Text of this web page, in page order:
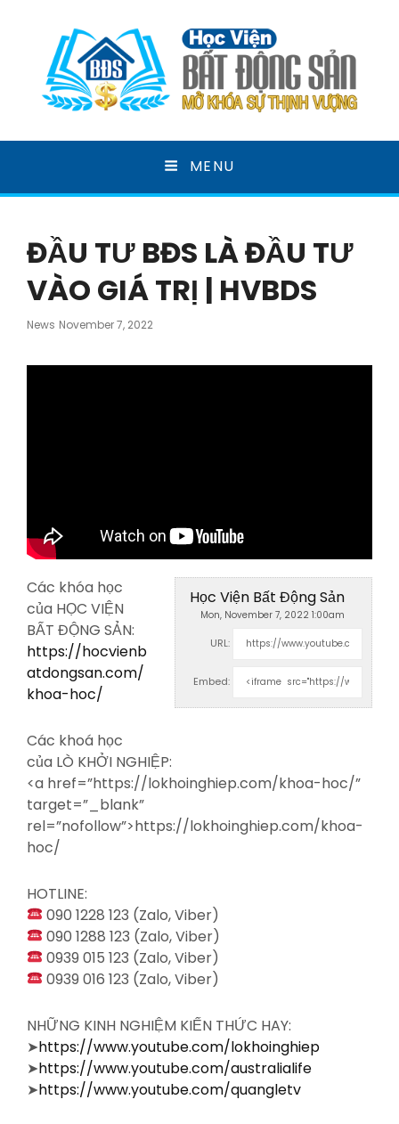
HỌC VIỆN BẤT ĐỘNG
SẢN
MENU
ĐẦU TƯ BĐS LÀ ĐẦU TƯ
VÀO GIÁ TRỊ | HVBDS
News Posted
November 7, 2022
Học Viện Bất Động Sản
Mon, November 7, 2022 1:00am
URL:
Embed:
Các khóa học
của HỌC VIỆN
BẤT ĐỘNG SẢN:
https://hocvienb
atdongsan.com/
khoa-hoc/
Các khoá học
của LÒ KHỞI NGHIỆP:
<a href=”https://lokhoinghiep.com/khoa-hoc/”
target=”_blank”
rel=”nofollow”>https://lokhoinghiep.com/khoa-
hoc/
HOTLINE:
090 1228 123 (Zalo, Viber)
090 1288 123 (Zalo, Viber)
0939 015 123 (Zalo, Viber)
0939 016 123 (Zalo, Viber)
NHỮNG KINH NGHIỆM KIẾN THỨC HAY:
➤https://www.youtube.com/lokhoinghiep
➤https://www.youtube.com/australialife
➤https://www.youtube.com/quangletv